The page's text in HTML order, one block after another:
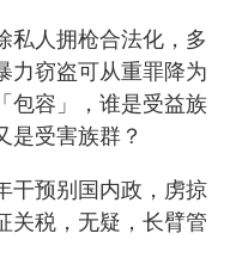
私人拥枪合法化，多
力窃盗可从重罪降为
包容」，谁是受益族
是受害族群？
干预别国内政，虏掠
关税，无疑，长臂管